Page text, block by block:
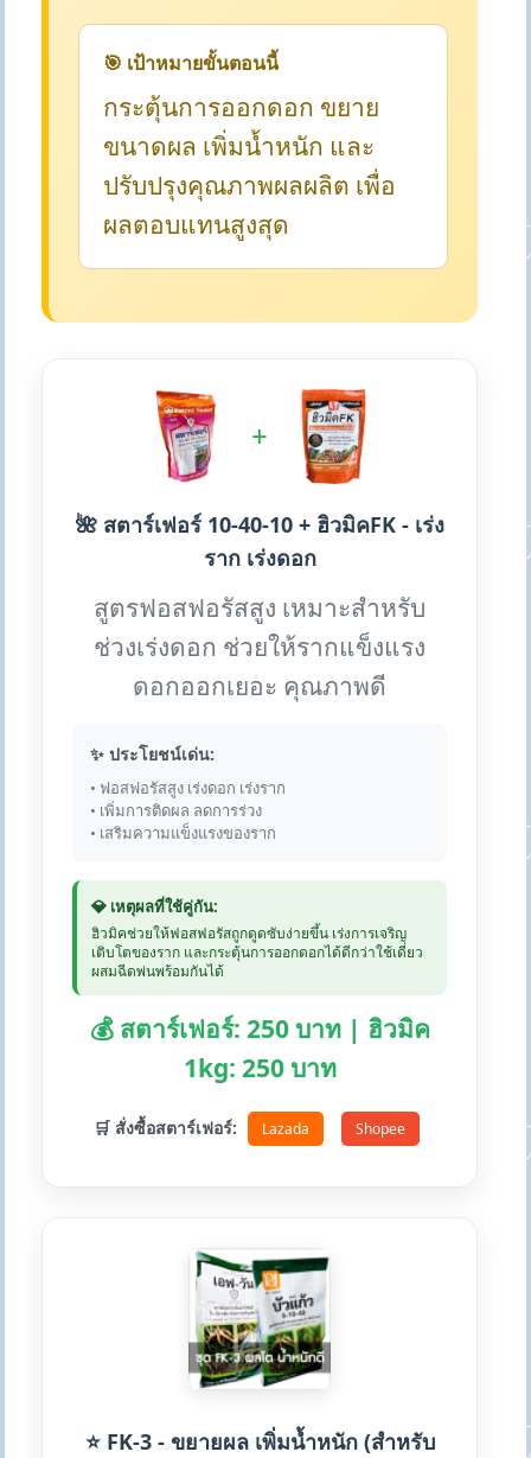
🎯 เป้าหมายขั้นตอนนี้
กระตุ้นการออกดอก ขยาย
ขนาดผล เพิ่มน้ำหนัก และ
ปรับปรุงคุณภาพผลผลิต เพื่อ
ผลตอบแทนสูงสุด
+
🌺 สตาร์เฟอร์ 10-40-10 + ฮิวมิคFK - เร่ง
ราก เร่งดอก
สูตรฟอสฟอรัสสูง เหมาะสำหรับ
ช่วงเร่งดอก ช่วยให้รากแข็งแรง
ดอกออกเยอะ คุณภาพดี
✨ ประโยชน์เด่น:
• ฟอสฟอรัสสูง เร่งดอก เร่งราก
• เพิ่มการติดผล ลดการร่วง
• เสริมความแข็งแรงของราก
💎 เหตุผลที่ใช้คู่กัน:
ฮิวมิคช่วยให้ฟอสฟอรัสถูกดูดซับง่ายขึ้น เร่งการเจริญ
เติบโตของราก และกระตุ้นการออกดอกได้ดีกว่าใช้เดี่ยว
ผสมฉีดพ่นพร้อมกันได้
💰 สตาร์เฟอร์: 250 บาท | ฮิวมิค
1kg: 250 บาท
🛒 สั่งซื้อสตาร์เฟอร์: Lazada Shopee
⭐ FK-3 - ขยายผล เพิ่มน้ำหนัก (สำหรับ